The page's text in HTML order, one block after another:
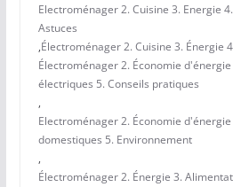
Electroménager 2. Cuisine 3. Energie
Astuces
,Électroménager 2. Cuisine 3. Énergie
Électroménager 2. Économie
électriques 5. Conseils pratiques
,
Electroménager 2. Économie
domestiques 5. Environnement
,
Électroménager 2. Énergie 3.